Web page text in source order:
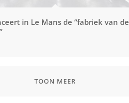
in Le Mans de “fabriek van de
TOON MEER